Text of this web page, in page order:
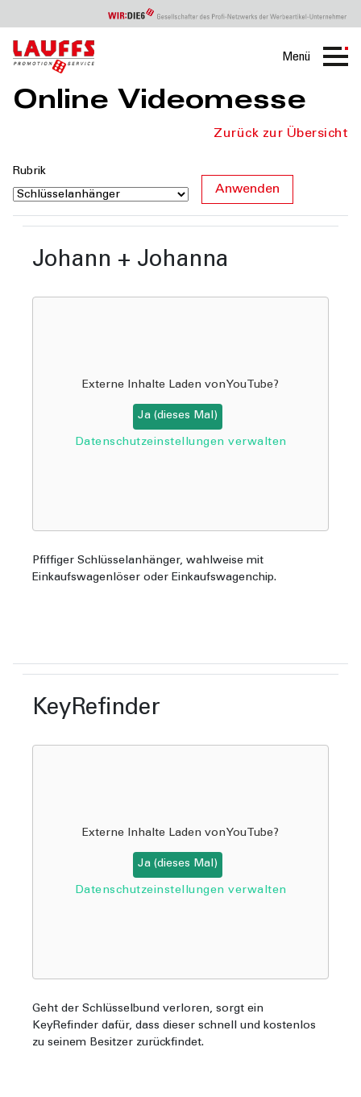
Menü
Online Videomesse
Zurück zur Übersicht
Rubrik
Johann + Johanna
Externe Inhalte Laden vonYouTube?
Ja (dieses Mal)
Datenschutzeinstellungen verwalten
Pfiffiger Schlüsselanhänger, wahlweise mit
Einkaufswagenlöser oder Einkaufswagenchip.
KeyRefinder
Externe Inhalte Laden vonYouTube?
Ja (dieses Mal)
Datenschutzeinstellungen verwalten
Geht der Schlüsselbund verloren, sorgt ein
KeyRefinder dafür, dass dieser schnell und kostenlos
zu seinem Besitzer zurückfindet.